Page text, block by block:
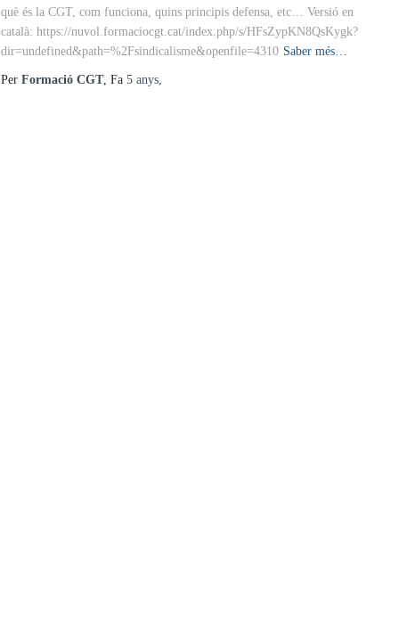
què és la CGT, com funciona, quins principis defensa, etc… Versió en
català: https://nuvol.formaciocgt.cat/index.php/s/HFsZypKN8QsKygk?
dir=undefined&path=%2Fsindicalisme&openfile=4310 Saber més…
Per Formació CGT, Fa 5 anys,